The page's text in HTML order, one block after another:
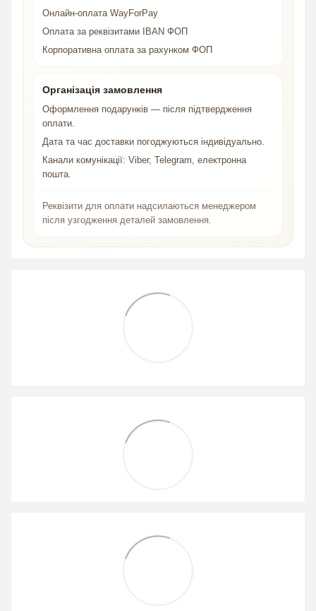
Онлайн-оплата WayForPay
Оплата за реквізитами IBAN ФОП
Корпоративна оплата за рахунком ФОП
Організація замовлення
Оформлення подарунків — після підтвердження
оплати.
Дата та час доставки погоджуються індивідуально.
Канали комунікації: Viber, Telegram, електронна
пошта.
Реквізити для оплати надсилаються менеджером
після узгодження деталей замовлення.